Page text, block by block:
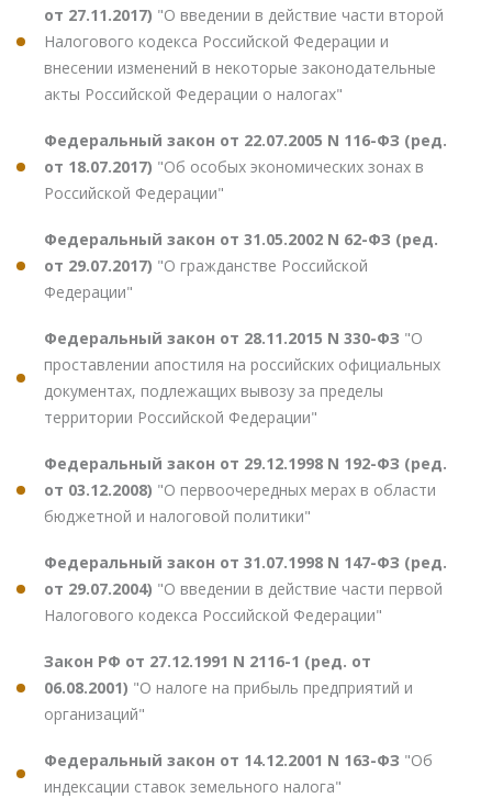
от 27.11.2017) "О введении в действие части второй
Налогового кодекса Российской Федерации и
внесении изменений в некоторые законодательные
акты Российской Федерации о налогах"
Федеральный закон от 22.07.2005 N 116-ФЗ (ред.
от 18.07.2017) "Об особых экономических зонах в
Российской Федерации"
Федеральный закон от 31.05.2002 N 62-ФЗ (ред.
от 29.07.2017) "О гражданстве Российской
Федерации"
Федеральный закон от 28.11.2015 N 330-ФЗ "О
проставлении апостиля на российских официальных
документах, подлежащих вывозу за пределы
территории Российской Федерации"
Федеральный закон от 29.12.1998 N 192-ФЗ (ред.
от 03.12.2008) "О первоочередных мерах в области
бюджетной и налоговой политики"
Федеральный закон от 31.07.1998 N 147-ФЗ (ред.
от 29.07.2004) "О введении в действие части первой
Налогового кодекса Российской Федерации"
Закон РФ от 27.12.1991 N 2116-1 (ред. от
06.08.2001) "О налоге на прибыль предприятий и
организаций"
Федеральный закон от 14.12.2001 N 163-ФЗ "Об
индексации ставок земельного налога"